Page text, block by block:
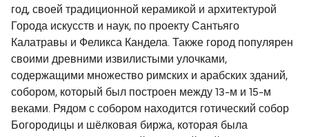
год, своей традиционной керамикой и архитектурой
Города искусств и наук, по проекту Сантьяго
Калатравы и Феликса Кандела. Также город популярен
своими древними извилистыми улочками,
содержащими множество римских и арабских зданий,
собором, который был построен между 13-м и 15-м
веками. Рядом с собором находится готический собор
Богородицы и шёлковая биржа, которая была